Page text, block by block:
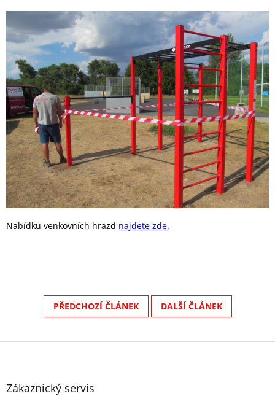
Nabídku venkovních hrazd najdete zde.
PŘEDCHOZÍ ČLÁNEK DALŠÍ ČLÁNEK
Z
Zákaznický servis